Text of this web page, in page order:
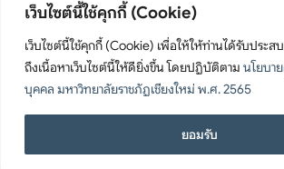
เว็บไซต์นี้ใช้คุกกี้ (Cookie)
เว็บไซต์นี้ใช้คุกกี้ (Cookie) เพื่อให้ให้ท่านได้รับประสบ
ถึงเนื้อหาเว็บไซต์นี้ให้ดียิ่งขึ้น โดยปฏิบัติตาม นโยบา
บุคคล มหาวิทยาลัยราชภัฏเชียงใหม่ พ.ศ. 2565
ยอมรับ
© สงวนลิขสิทธิ์ พ.ศ. 2567, สำนักศิลปะและวัฒนธ
นโยบายคุ้มครองข้อมูลส่วนบุคคล